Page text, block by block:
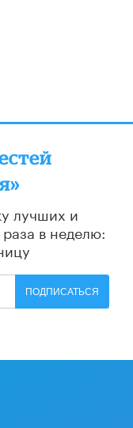
лучших и
раза в неделю:
ПОДПИСАТЬСЯ